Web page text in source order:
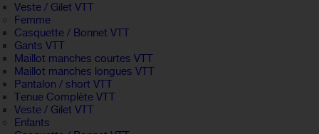
Veste / Gilet VTT
Femme
Casquette / Bonnet VTT
Gants VTT
Maillot manches courtes VTT
Maillot manches longues VTT
Pantalon / short VTT
Tenue Complète VTT
Veste / Gilet VTT
Enfants